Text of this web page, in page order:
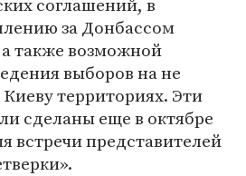
за Донбассом
а также возможной
выборов на не
территориях. Эти
сделаны еще в октябре
встречи представителей